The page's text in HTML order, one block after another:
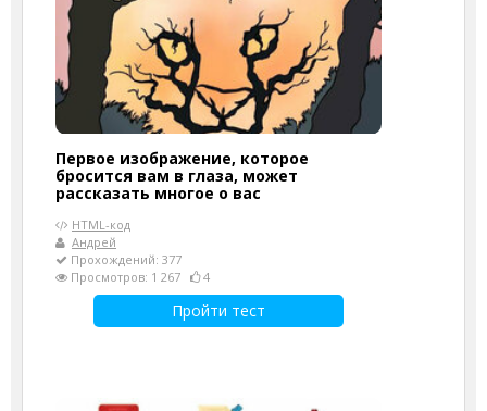
Первое изображение, которое
бросится вам в глаза, может
рассказать многое о вас
HTML-код
Андрей
Прохождений: 377
Просмотров: 1 267
4
Пройти тест